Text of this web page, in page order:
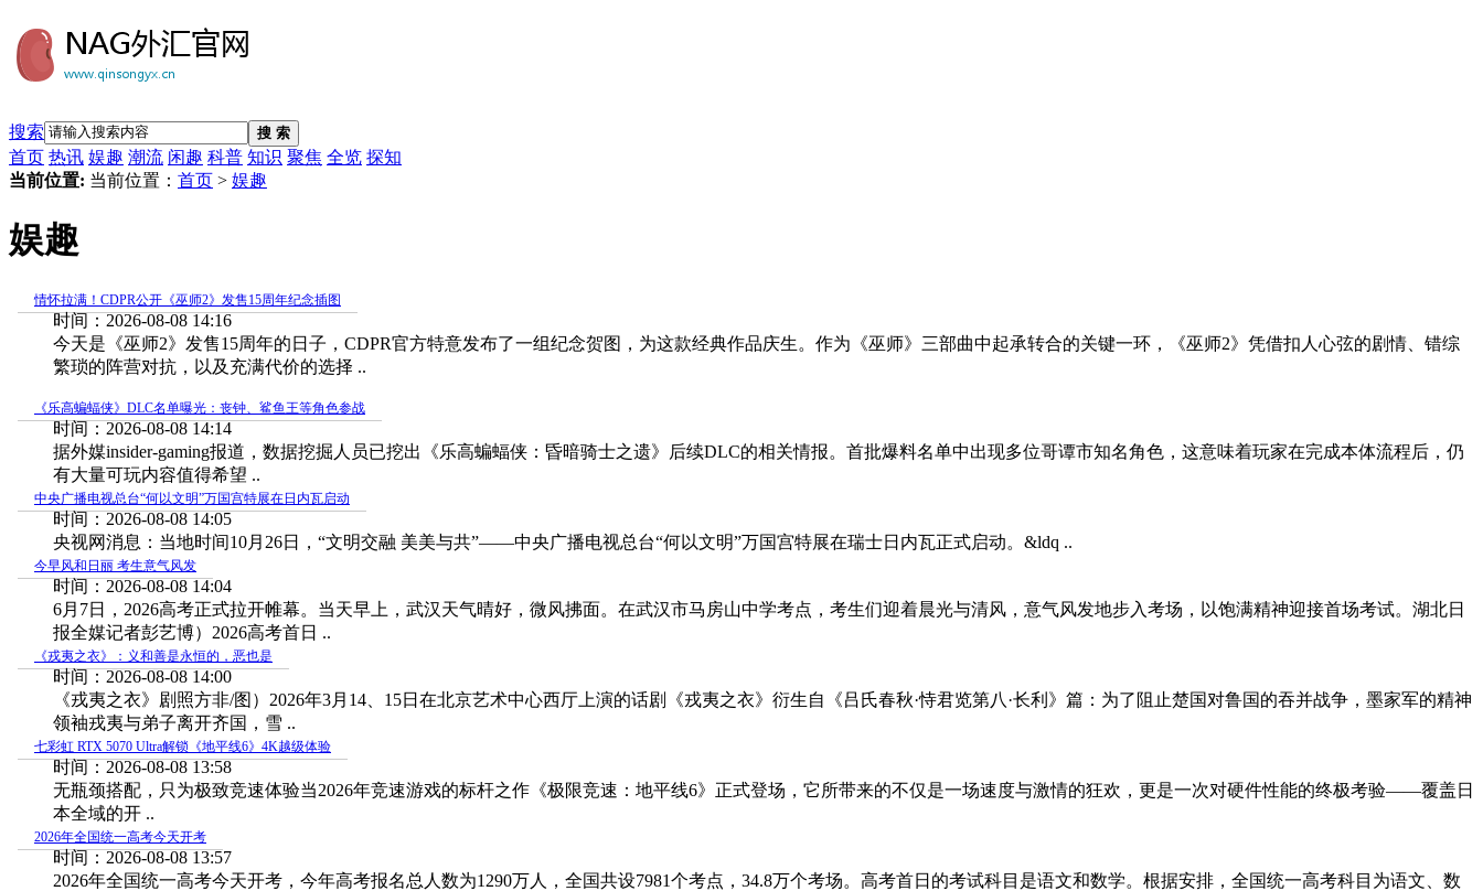
搜索 搜 索
首页 热讯 娱趣 潮流 闲趣 科普 知识 聚焦 全览 探知
当前位置: 当前位置： 首页 > 娱趣
娱趣
情怀拉满！CDPR公开《巫师2》发售15周年纪念插图
时间：2026-08-08 14:16
今天是《巫师2》发售15周年的日子，CDPR官方特意发布了一组纪念贺图，为这款经典作品庆生。作为《巫师》三部曲中起承转合的关键一环，《巫师2》凭借扣人心弦的剧情、错综
繁琐的阵营对抗，以及充满代价的选择 ..
《乐高蝙蝠侠》DLC名单曝光：丧钟、鲨鱼王等角色参战
时间：2026-08-08 14:14
据外媒insider-gaming报道，数据挖掘人员已挖出《乐高蝙蝠侠：昏暗骑士之遗》后续DLC的相关情报。首批爆料名单中出现多位哥谭市知名角色，这意味着玩家在完成本体流程后，仍
有大量可玩内容值得希望 ..
中央广播电视总台“何以文明”万国宫特展在日内瓦启动
时间：2026-08-08 14:05
央视网消息：当地时间10月26日，“文明交融 美美与共”——中央广播电视总台“何以文明”万国宫特展在瑞士日内瓦正式启动。&ldq ..
今早风和日丽 考生意气风发
时间：2026-08-08 14:04
6月7日，2026高考正式拉开帷幕。当天早上，武汉天气晴好，微风拂面。在武汉市马房山中学考点，考生们迎着晨光与清风，意气风发地步入考场，以饱满精神迎接首场考试。湖北日
报全媒记者彭艺博）2026高考首日 ..
《戎夷之衣》：义和善是永恒的，恶也是
时间：2026-08-08 14:00
《戎夷之衣》剧照方非/图）2026年3月14、15日在北京艺术中心西厅上演的话剧《戎夷之衣》衍生自《吕氏春秋·恃君览第八·长利》篇：为了阻止楚国对鲁国的吞并战争，墨家军的精神
领袖戎夷与弟子离开齐国，雪 ..
七彩虹 RTX 5070 Ultra解锁《地平线6》4K越级体验
时间：2026-08-08 13:58
无瓶颈搭配，只为极致竞速体验当2026年竞速游戏的标杆之作《极限竞速：地平线6》正式登场，它所带来的不仅是一场速度与激情的狂欢，更是一次对硬件性能的终极考验——覆盖日
本全域的开 ..
2026年全国统一高考今天开考
时间：2026-08-08 13:57
2026年全国统一高考今天开考，今年高考报名总人数为1290万人，全国共设7981个考点，34.8万个考场。高考首日的考试科目是语文和数学。根据安排，全国统一高考科目为语文、数